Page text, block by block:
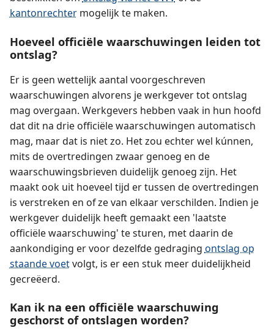
kantonrechtermogelijk te maken.
Hoeveel officiële waarschuwingen leiden tot
ontslag?
Er is geen wettelijk aantal voorgeschreven
waarschuwingen alvorens je werkgever tot ontslag
mag overgaan. Werkgevers hebben vaak in hun hoofd
dat dit na drie officiële waarschuwingen automatisch
mag, maar dat is niet zo. Het zou echter wel kúnnen,
mits de overtredingen zwaar genoeg en de
waarschuwingsbrieven duidelijk genoeg zijn. Het
maakt ook uit hoeveel tijd er tussen de overtredingen
is verstreken en of ze van elkaar verschilden. Indien je
werkgever duidelijk heeft gemaakt een 'laatste
officiële waarschuwing' te sturen, met daarin de
aankondiging er voor dezelfde gedraging ontslag op
staande voetvolgt, is er een stuk meer duidelijkheid
gecreëerd.
Kan ik na een officiële waarschuwing
geschorst of ontslagen worden?